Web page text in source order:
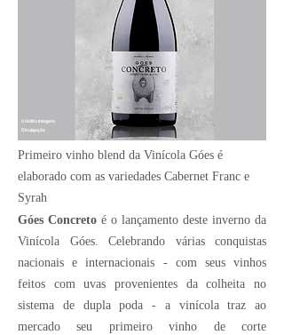
Divulgação
Crédito Imagem:
Primeiro vinho blend da Vinícola Góes é
elaborado com as variedades Cabernet Franc e
Syrah
Góes Concreto é o lançamento deste inverno da
Vinícola Góes. Celebrando várias conquistas
nacionais e internacionais - com seus vinhos
feitos com uvas provenientes da colheita no
sistema de dupla poda - a vinícola traz ao
mercado seu primeiro vinho de corte